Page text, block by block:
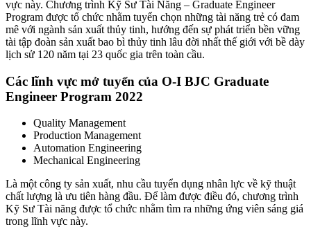
vực này. Chương trình Kỹ Sư Tài Năng – Graduate Engineer
Program được tổ chức nhằm tuyển chọn những tài năng trẻ có đam
mê với ngành sản xuất thủy tinh, hướng đến sự phát triển bền vững
tài tập đoàn sản xuất bao bì thủy tinh lâu đời nhất thế giới với bề dày
lịch sử 120 năm tại 23 quốc gia trên toàn cầu.
Các lĩnh vực mở tuyển của O-I BJC Graduate
Engineer Program 2022
Quality Management
Production Management
Automation Engineering
Mechanical Engineering
Là một công ty sản xuất, nhu cầu tuyển dụng nhân lực về kỹ thuật
chất lượng là ưu tiên hàng đầu. Để làm được điều đó, chương trình
Kỹ Sư Tài năng được tổ chức nhằm tìm ra những ứng viên sáng giá
trong lĩnh vực này.